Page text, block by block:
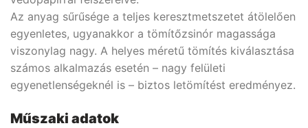
Az anyag sűrűsége a teljes keresztmetszetet átölelően
egyenletes, ugyanakkor a tömítőzsinór magassága
viszonylag nagy. A helyes méretű tömítés kiválasztása
számos alkalmazás esetén – nagy felületi
egyenetlenségeknél is – biztos letömítést eredményez.
Műszaki adatok